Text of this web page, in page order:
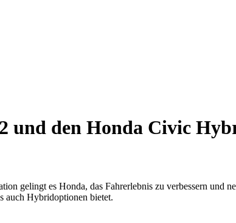
und den Honda Civic
gelingt es Honda, das Fahrerlebnis zu verbessern und
auch Hybridoptionen bietet.